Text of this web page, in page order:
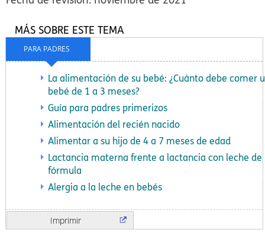
PARA PADRES
MÁS SOBRE ESTE TEMA
La alimentación de su bebé: ¿Cuánto debe comer
bebé de 1 a 3 meses?
Guía para padres primerizos
Alimentación del recién nacido
Alimentar a su hijo de 4 a 7 meses de edad
Lactancia materna frente a lactancia con leche de
fórmula
Alergia a la leche en bebés
Imprimir